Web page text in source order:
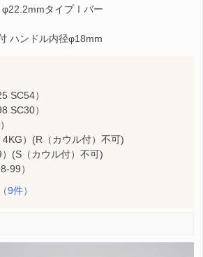
タイプⅠバー
ハンドル内径φ18mm
SC54）
SC30）
）(R（カウル付）不可)
(S（カウル付）不可)
99）
（9件）